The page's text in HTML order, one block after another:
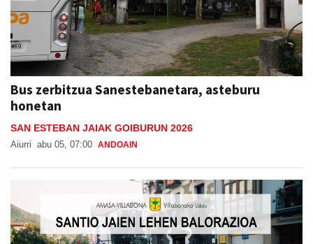
Bus zerbitzua Sanestebanetara, asteburu
honetan
SAN ESTEBAN JAIAK GOIBURUN 2026
Aiurri abu 05, 07:00 ANDOAIN